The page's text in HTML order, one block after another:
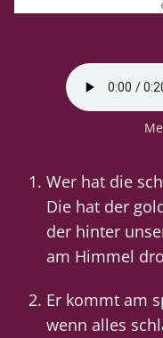
Wer hat die
Die hat der
der hinter
am Himmel
Er kommt am
wenn alles